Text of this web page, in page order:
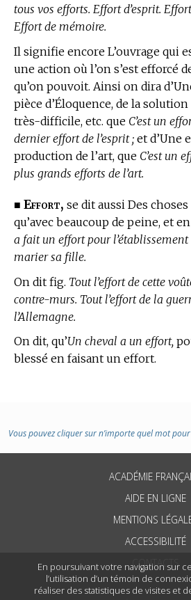
En poursuivant votre navigation sur
l’utilisation d’un témoin de
réaliser des statistiques de visites et
tous vos efforts. Effort d’esprit.
Effort de mémoire.
Il signifie encore L’ouvrage qui
une action où l’on s’est efforcé
qu’on pouvoit. Ainsi on dira
pièce d’Éloquence, de la
très-difficile, etc. que C’est un
dernier effort de l’esprit ; et d’Une
production de l’art, que C’est un
plus grands efforts de l’art.
■ Effort, se dit aussi Des
qu’avec beaucoup de peine, et
a fait un effort pour
marier sa fille.
On dit fig. Tout l’effort de cette
contre-murs. Tout l’effort de la
l’Allemagne.
On dit, qu’Un cheval a un effort,
blessé en faisant un effort.
Vous pouvez cliquer sur n’importe quel mot
ACADÉMIE
AIDE EN LIGNE
MENTIONS
ACCESSIBILITÉ
CONTACTS